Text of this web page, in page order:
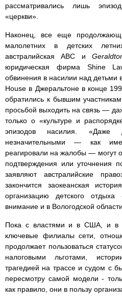
рассматривались лишь
«церкви».
Наконец, все еще
малолетних в детских
австралийская ABC и
юридическая фирма Shine
обвинения в насилии над детьми
House в Джеральтоне в конце
обратились к бывшим
просьбой выходить на связь —
только о «культуре и
эпизодов насилия. «Даже
незначительными — как
реагировали на жалобы — могут
подтверждения или уточнения
заявляют австралийские
закончится заокеанская
организацию детского
внимание и в Вологодской области.
Пока с властями и в США, и в
ключевые филиалы сети,
продолжает пользоваться
налоговыми льготами,
трагедией на трассе и судом с
пересмотру самой модели -
как правило, они в пользу